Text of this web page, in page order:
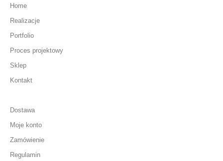
Home
Realizacje
Portfolio
Proces projektowy
Sklep
Kontakt
Dostawa
Moje konto
Zamówienie
Regulamin